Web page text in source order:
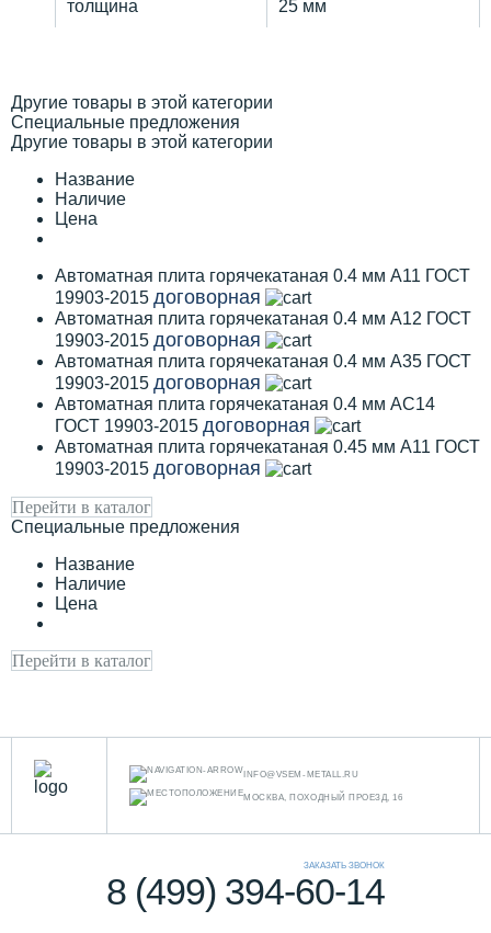
толщина 25 мм
Другие товары в этой категории
Специальные предложения
Другие товары в этой категории
Название
Наличие
Цена
Автоматная плита горячекатаная 0.4 мм А11 ГОСТ
19903-2015 договорная
Автоматная плита горячекатаная 0.4 мм А12 ГОСТ
19903-2015 договорная
Автоматная плита горячекатаная 0.4 мм А35 ГОСТ
19903-2015 договорная
Автоматная плита горячекатаная 0.4 мм АС14
ГОСТ 19903-2015 договорная
Автоматная плита горячекатаная 0.45 мм А11 ГОСТ
19903-2015 договорная
Перейти в каталог
Специальные предложения
Название
Наличие
Цена
Перейти в каталог
INFO@VSEM-METALL.RU
МОСКВА, ПОХОДНЫЙ ПРОЕЗД, 16
ЗАКАЗАТЬ ЗВОНОК
8 (499) 394-60-14